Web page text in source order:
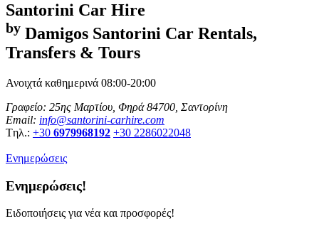
Santorini Car Hire
by Damigos Santorini Car Rentals,
Transfers & Tours
Ανοιχτά καθημερινά 08:00-20:00
Γραφείο: 25ης Μαρτίου, Φηρά 84700, Σαντορίνη
Email: info@santorini-carhire.com
Tηλ.: +30 6979968192 +30 2286022048
Ενημερώσεις
Ενημερώσεις!
Ειδοποιήσεις για νέα και προσφορές!